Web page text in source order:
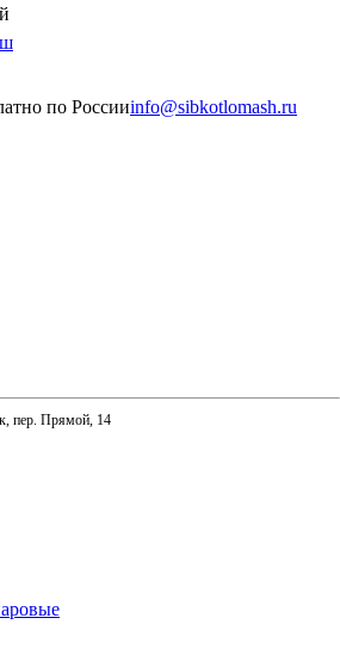
по Россииinfo@sibkotlomash.ru
пер. Прямой, 14